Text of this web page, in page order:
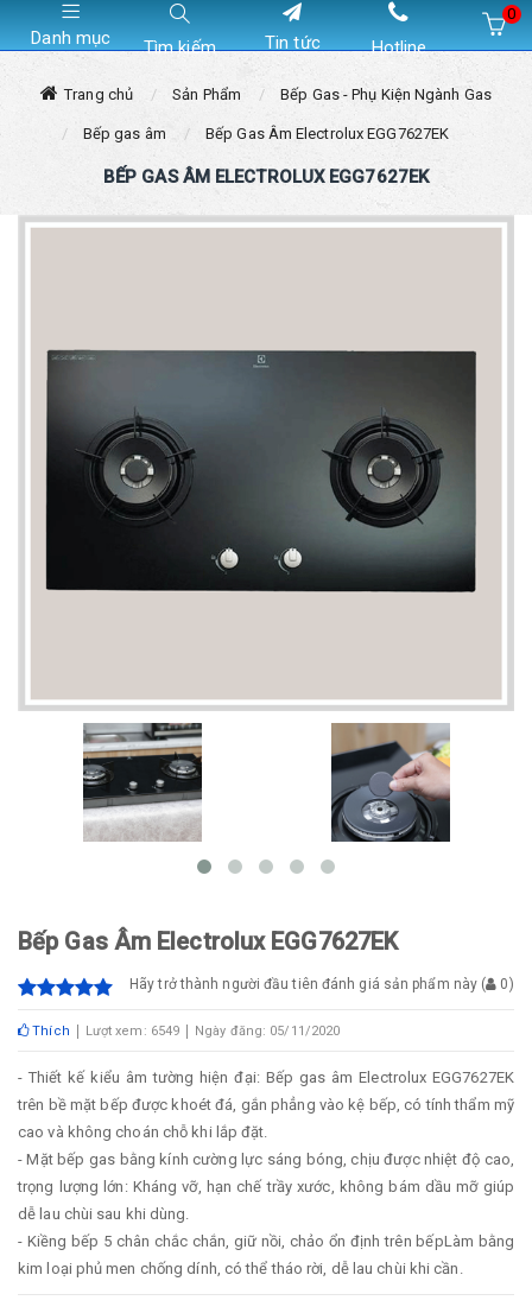
Danh mục Tìm kiếm Tin tức Hotline
0
Trang chủ Sản Phẩm Bếp Gas - Phụ Kiện Ngành Gas
Bếp gas âm Bếp Gas Âm Electrolux EGG7627EK
BẾP GAS ÂM ELECTROLUX EGG7627EK
Bếp Gas Âm Electrolux EGG7627EK
Hãy trở thành người đầu tiên đánh giá sản phẩm này ( 0)
Thích Lượt xem: 6549 Ngày đăng: 05/11/2020
- Thiết kế kiểu âm tường hiện đại: Bếp gas âm Electrolux EGG7627EK
trên bề mặt bếp được khoét đá, gắn phẳng vào kệ bếp, có tính thẩm mỹ
cao và không choán chỗ khi lắp đặt.
- Mặt bếp gas bằng kính cường lực sáng bóng, chịu được nhiệt độ cao,
trọng lượng lớn: Kháng vỡ, hạn chế trầy xước, không bám dầu mỡ giúp
dễ lau chùi sau khi dùng.
- Kiềng bếp 5 chân chắc chắn, giữ nồi, chảo ổn định trên bếpLàm bằng
kim loại phủ men chống dính, có thể tháo rời, dễ lau chùi khi cần.